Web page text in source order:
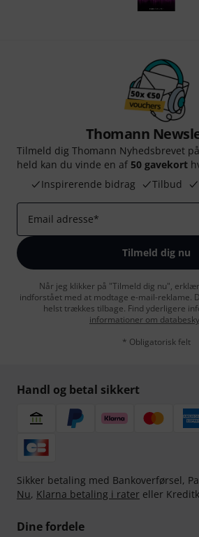
Thomann
Tilmeld dig Thomann Nyhedsbrevet
held kan du vinde en af 50 gavekort
Inspirerende bidrag
Tilbud
Email adresse*
Tilmeld dig nu
Når jeg klikker på "Tilmeld dig nu",
indforstået med at modtage e-mail-reklame.
helst trækkes tilbage. Find yderligere
informationer om
* Obligatorisk felt
Handl og betal sikkert
Sikker betaling med Bankoverførsel,
Nu, Klarna betaling i rater eller
Dine fordele